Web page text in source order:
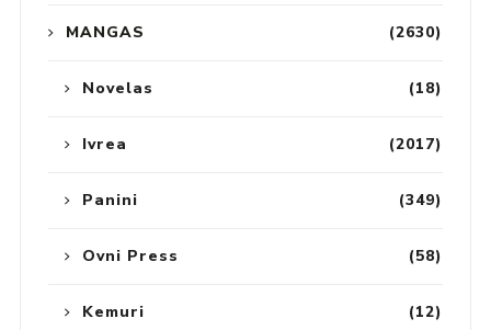
(2630)
MANGAS
(18)
Novelas
(2017)
Ivrea
(349)
Panini
(58)
Ovni Press
(12)
Kemuri